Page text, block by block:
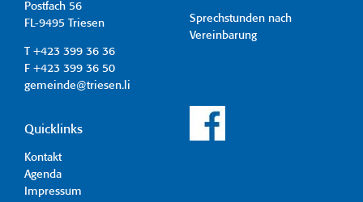
Postfach 56
FL-9495 Triesen
T +423 399 36 36
F +423 399 36 50
gemeinde@triesen.li
Sprechstunden nach
Vereinbarung
Quicklinks
Kontakt
Agenda
Impressum